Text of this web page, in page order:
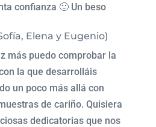
confianza 🙂 Un beso
Elena y Eugenio)
más puedo comprobar la
la que desarrolláis
un poco más allá con
de cariño. Quisiera
dedicatorias que nos